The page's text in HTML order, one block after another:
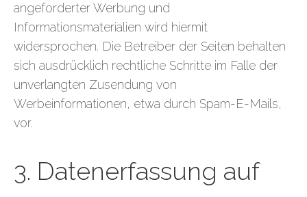
angeforderter Werbung und
Informationsmaterialien wird hiermit
widersprochen. Die Betreiber der Seiten behalten
sich ausdrücklich rechtliche Schritte im Falle der
unverlangten Zusendung von
Werbeinformationen, etwa durch Spam-E-Mails,
vor.
3. Datenerfassung auf